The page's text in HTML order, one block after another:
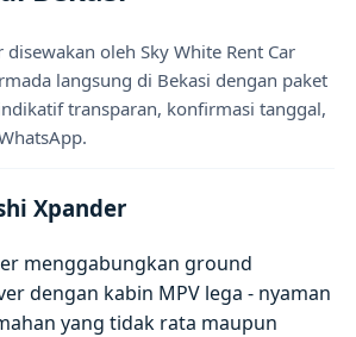
oleh Sky White Rent Car
langsung di Bekasi dengan paket
transparan, konfirmasi tanggal,
Xpander
menggabungkan ground
dengan kabin MPV lega - nyaman
yang tidak rata maupun